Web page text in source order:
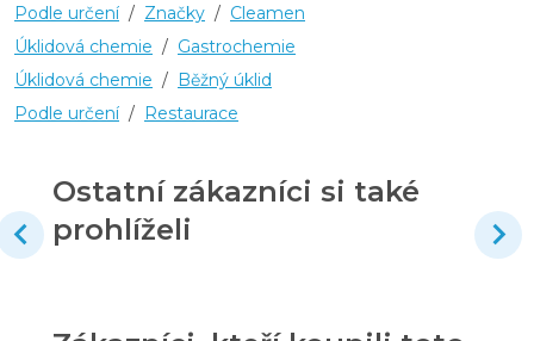
Podle určení / Značky / Cleamen
Úklidová chemie / Gastrochemie
Úklidová chemie / Běžný úklid
Podle určení / Restaurace
Ostatní zákazníci si také
prohlíželi